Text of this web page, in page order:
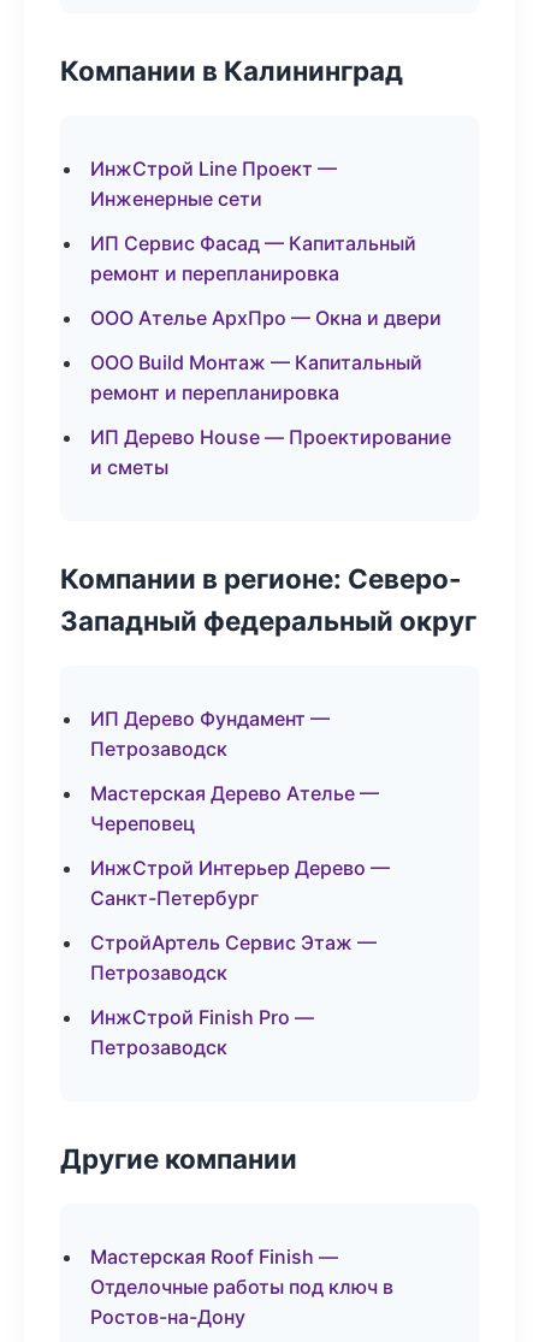
Компании в Калининград
ИнжСтрой Line Проект —
Инженерные сети
ИП Сервис Фасад — Капитальный
ремонт и перепланировка
ООО Ателье АрхПро — Окна и двери
ООО Build Монтаж — Капитальный
ремонт и перепланировка
ИП Дерево House — Проектирование
и сметы
Компании в регионе: Северо-
Западный федеральный округ
ИП Дерево Фундамент —
Петрозаводск
Мастерская Дерево Ателье —
Череповец
ИнжСтрой Интерьер Дерево —
Санкт-Петербург
СтройАртель Сервис Этаж —
Петрозаводск
ИнжСтрой Finish Pro —
Петрозаводск
Другие компании
Мастерская Roof Finish —
Отделочные работы под ключ в
Ростов-на-Дону